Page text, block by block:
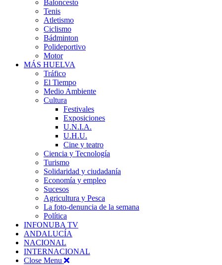
Baloncesto
Tenis
Atletismo
Ciclismo
Bádminton
Polideportivo
Motor
MÁS HUELVA
Tráfico
El Tiempo
Medio Ambiente
Cultura
Festivales
Exposiciones
U.N.I.A.
U.H.U.
Cine y teatro
Ciencia y Tecnología
Turismo
Solidaridad y ciudadanía
Economía y empleo
Sucesos
Agricultura y Pesca
La foto-denuncia de la semana
Política
INFONUBA TV
ANDALUCÍA
NACIONAL
INTERNACIONAL
Close Menu